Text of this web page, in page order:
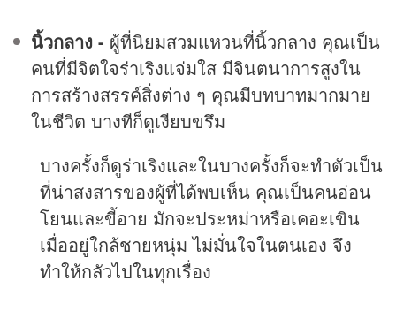
นิ้วกลาง - ผู้ที่นิยมสวมแหวนที่นิ้วกลาง คุณเป็น
คนที่มีจิตใจร่าเริงแจ่มใส มีจินตนาการสูงใน
การสร้างสรรค์สิ่งต่าง ๆ คุณมีบทบาทมากมาย
ในชีวิต บางทีก็ดูเงียบขรึม
บางครั้งก็ดูร่าเริงและในบางครั้งก็จะทำตัวเป็น
ที่น่าสงสารของผู้ที่ได้พบเห็น คุณเป็นคนอ่อน
โยนและขี้อาย มักจะประหม่าหรือเคอะเขิน
เมื่ออยู่ใกล้ชายหนุ่ม ไม่มั่นใจในตนเอง จึง
ทำให้กลัวไปในทุกเรื่อง